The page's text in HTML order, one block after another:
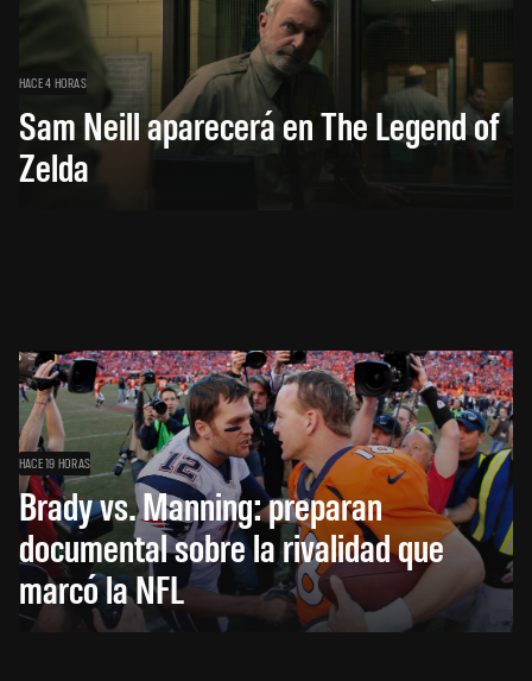
HACE 4 HORAS
Sam Neill aparecerá en The Legend of
Zelda
HACE 19 HORAS
Brady vs. Manning: preparan
documental sobre la rivalidad que
marcó la NFL